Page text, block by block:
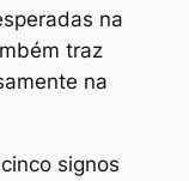
na
traz
na
signos